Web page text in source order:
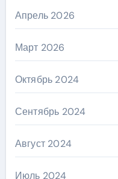
Апрель 2026
Март 2026
Октябрь 2024
Сентябрь 2024
Август 2024
Июль 2024